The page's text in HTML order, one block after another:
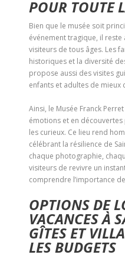
POUR TOUTE
Bien que le musée soit
événement tragique, il
visiteurs de tous âges. Les
historiques et la diversité
propose aussi des visites
enfants et adultes de mieux
Ainsi, le Musée Franck
émotions et en
les curieux. Ce lieu rend
célébrant la résilience de
chaque photographie,
visiteurs de revivre un
comprendre l’importance
OPTIONS DE
VACANCES À
GÎTES ET
LES BUDGETS